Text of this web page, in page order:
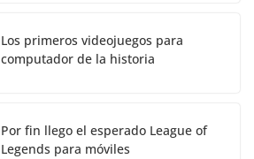
Los primeros videojuegos para
computador de la historia
Por fin llego el esperado League of
Legends para móviles